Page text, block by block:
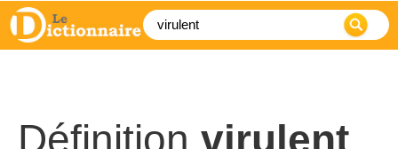
Définition virulent